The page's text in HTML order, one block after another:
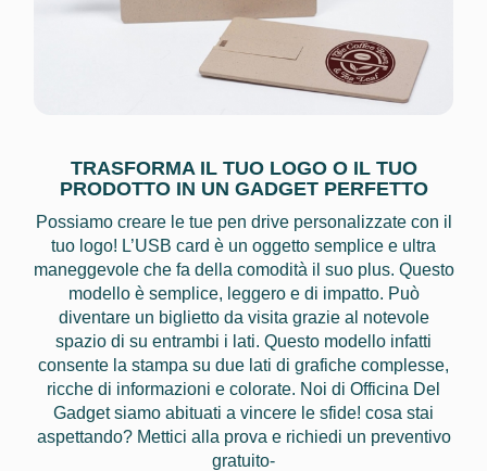
TRASFORMA IL TUO LOGO O IL TUO
PRODOTTO IN UN GADGET PERFETTO
Possiamo creare le tue pen drive personalizzate con il
tuo logo! L’USB card è un oggetto semplice e ultra
maneggevole che fa della comodità il suo plus. Questo
modello è semplice, leggero e di impatto. Può
diventare un biglietto da visita grazie al notevole
spazio di su entrambi i lati. Questo modello infatti
consente la stampa su due lati di grafiche complesse,
ricche di informazioni e colorate. Noi di Officina Del
Gadget siamo abituati a vincere le sfide! cosa stai
aspettando? Mettici alla prova e richiedi un preventivo
gratuito-